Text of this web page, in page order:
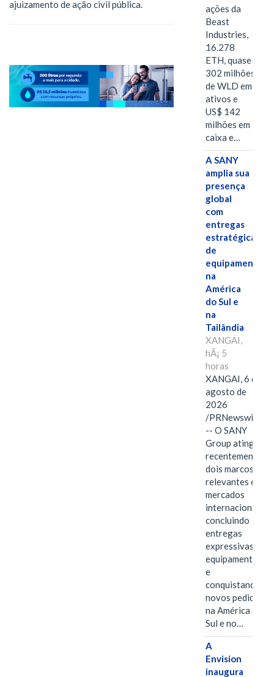
ajuizamento de ação civil pública.
ações da
Beast
Industries,
16.278
ETH, quase
302 milhões
de WLD em
ativos e
US$ 142
milhões em
caixa e…
A SANY
amplia sua
presença
global
com
entregas
estratégicas
de
equipamentos
na
América
do Sul e
na
Tailândia
XANGAI,
hÃ¡ 5
horas
XANGAI, 6 de
agosto de
2026
/PRNewswire/
-- O SANY
Group atingiu
recentemente
dois marcos
relevantes em
mercados
internacionais,
concluindo
entregas
expressivas de
equipamentos
e
conquistando
novos pedidos
na América do
Sul e no…
A
Envision
inaugura